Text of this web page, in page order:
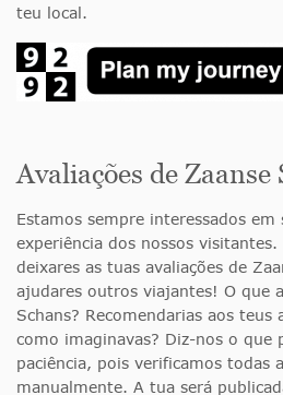
teu local.
Avaliações de Zaanse
Estamos sempre interessados
experiência dos nossos
deixares as tuas avaliações de
ajudares outros viajantes! O que
Schans? Recomendarias aos
como imaginavas? Diz-nos o que
paciência, pois verificamos todas
manualmente. A tua será